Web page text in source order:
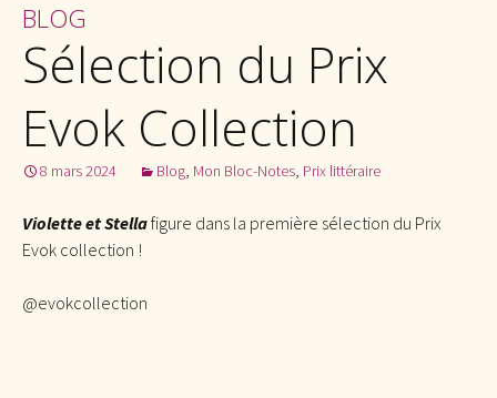
BLOG
Sélection du Prix
Evok Collection
8 mars 2024 Blog, Mon Bloc-Notes, Prix littéraire
Violette et Stellafigure dans la première sélection du Prix
Evok collection !
@evokcollection